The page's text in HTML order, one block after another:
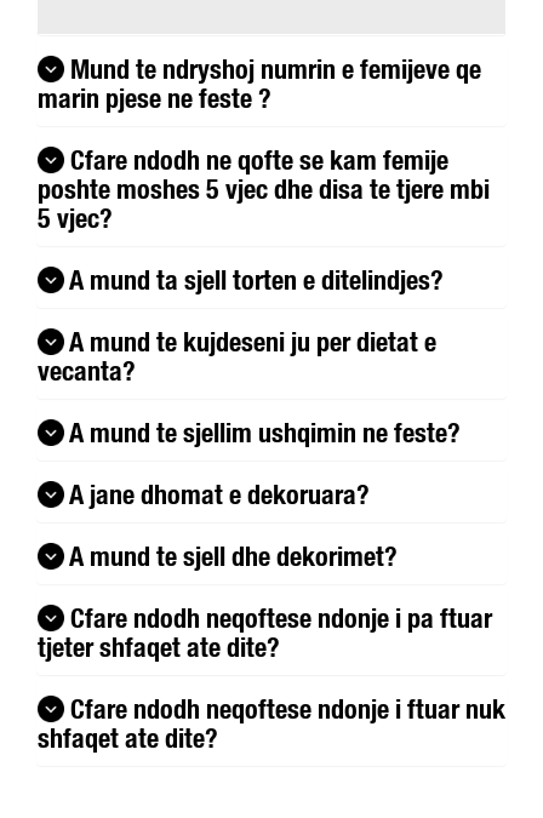
Mund te ndryshoj numrin e femijeve qe
marin pjese ne feste ?
Cfare ndodh ne qofte se kam femije
poshte moshes 5 vjec dhe disa te tjere mbi
5 vjec?
A mund ta sjell torten e ditelindjes?
A mund te kujdeseni ju per dietat e
vecanta?
A mund te sjellim ushqimin ne feste?
A jane dhomat e dekoruara?
A mund te sjell dhe dekorimet?
Cfare ndodh neqoftese ndonje i pa ftuar
tjeter shfaqet ate dite?
Cfare ndodh neqoftese ndonje i ftuar nuk
shfaqet ate dite?